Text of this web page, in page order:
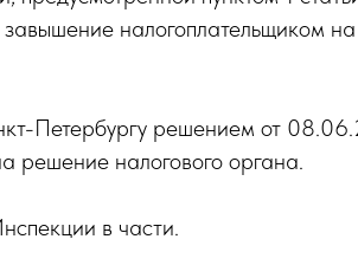
налогоплательщиком
Петербургу решением от
решение налогового органа.
в части.